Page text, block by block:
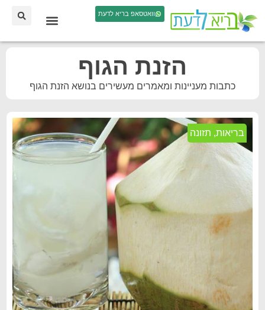
וואטסאפ בריא לדעת
הזנת הגוף
כתבות מעניינות ומאמרים מעשירים בנושא הזנת הגוף
בריאות, תזונה